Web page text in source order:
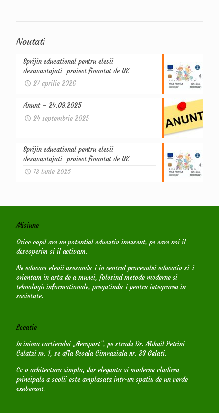
Noutati
Sprijin educational pentru elevii
dezavantajati- proiect finantat de UE
27 aprilie 2026
Anunt – 24.09.2025
24 septembrie 2025
Sprijin educational pentru elevii
dezavantajati- proiect finantat de UE
13 iunie 2025
Misiune
Orice copil are un potential educativ innascut, pe care noi il
descoperim si il activam.
Ne educam elevii asezandu-i in centrul procesului educativ si-i
orientam in arta de a munci, folosind metode moderne si
tehnologii informationale, pregatindu-i pentru integrarea in
societate.
Locatie
In inima cartierului „Aeroport”, pe strada Dr. Mihail Petrini
Galatzi nr. 1, se afla Scoala Gimnaziala nr. 33 Galati.
Cu o arhitectura simpla, dar eleganta si moderna cladirea
principala a scolii este amplasata intr-un spatiu de un verde
exuberant.